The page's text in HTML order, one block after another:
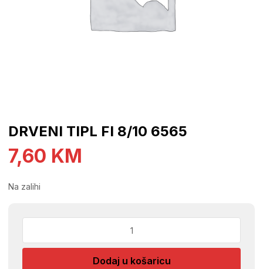
DRVENI TIPL FI 8/10 6565
7,60 KM
Na zalihi
FI
Dodaj u košaricu